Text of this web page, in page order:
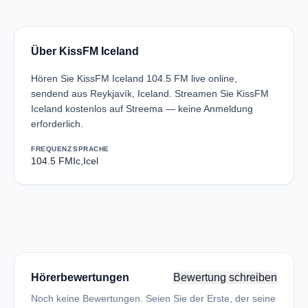
Über KissFM Iceland
Hören Sie KissFM Iceland 104.5 FM live online,
sendend aus Reykjavík, Iceland. Streamen Sie KissFM
Iceland kostenlos auf Streema — keine Anmeldung
erforderlich.
FREQUENZ
104.5 FM
SPRACHE
Ic,Icel
Hörerbewertungen Bewertung schreiben
Noch keine Bewertungen. Seien Sie der Erste, der seine